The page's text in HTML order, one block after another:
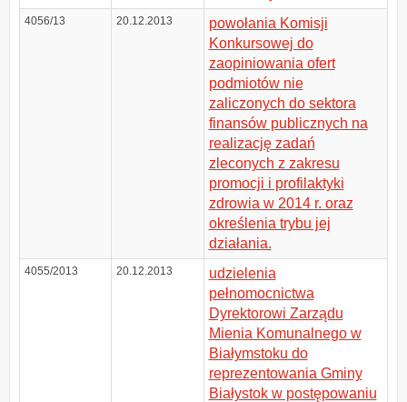
4056/13 20.12.2013
powołania Komisji
Konkursowej do
zaopiniowania ofert
podmiotów nie
zaliczonych do sektora
finansów publicznych na
realizację zadań
zleconych z zakresu
promocji i profilaktyki
zdrowia w 2014 r. oraz
określenia trybu jej
działania.
4055/2013 20.12.2013
udzielenia
pełnomocnictwa
Dyrektorowi Zarządu
Mienia Komunalnego w
Białymstoku do
reprezentowania Gminy
Białystok w postępowaniu